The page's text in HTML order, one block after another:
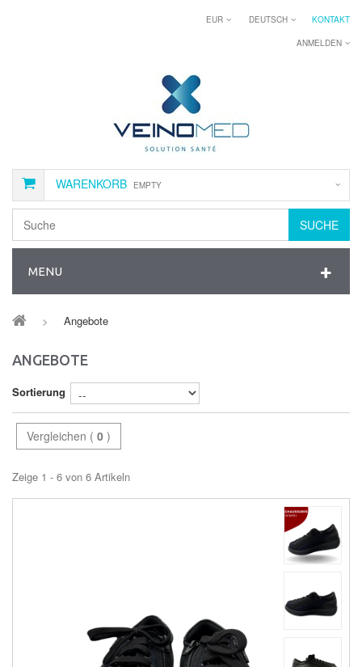
KONTAKT
DEUTSCH
EUR
ANMELDEN
WARENKORB EMPTY
SUCHE
MENU
> Angebote
ANGEBOTE
Sortierung
Vergleichen ( 0 )
Zeige 1 - 6 von 6 Artikeln